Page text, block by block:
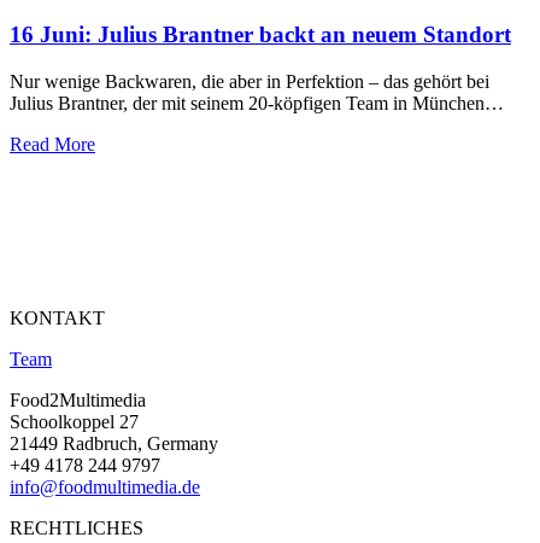
16 Juni: Julius Brantner backt an neuem Standort
Nur wenige Backwaren, die aber in Perfektion – das gehört bei
Julius Brantner, der mit seinem 20-köpfigen Team in München…
Read More
KONTAKT
Team
Food2Multimedia
Schoolkoppel 27
21449 Radbruch, Germany
+49 4178 244 9797
info@foodmultimedia.de
RECHTLICHES